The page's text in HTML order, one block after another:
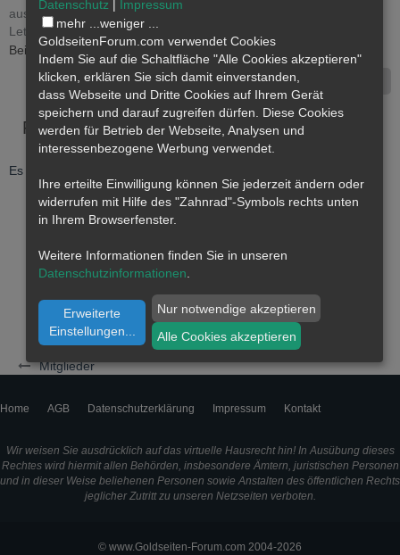
Mitglieder
aus Schwaben
Mitglied seit 19. November 2009
Letzte Aktivität:Vor 13 Stunden
Beiträge
7 Punkte 40 Profil-Aufrufe 1.059
Pinnwand Letzte Aktivitäten Reaktionen
Es wurden noch keine Einträge an der Pinnwand verfasst.
Home AGB Datenschutzerklärung Impressum Kontakt
Wir weisen Sie ausdrücklich auf das virtuelle Hausrecht hin! In Ausübung dieses
Rechtes wird hiermit allen Behörden, insbesondere Ämtern, juristischen Personen
und in dieser Weise beliehenen Personen sowie Anstalten des öffentlichen Rechts
jeglicher Zutritt zu unseren Netzseiten verboten.
© www.Goldseiten-Forum.com 2004-2026
Datenschutz | Impressum
mehr ... weniger ...
GoldseitenForum.com verwendet Cookies
Indem Sie auf die Schaltfläche "Alle Cookies akzeptieren"
klicken, erklären Sie sich damit einverstanden,
dass Webseite und Dritte Cookies auf Ihrem Gerät
speichern und darauf zugreifen dürfen. Diese Cookies
werden für Betrieb der Webseite, Analysen und
interessenbezogene Werbung verwendet.
Ihre erteilte Einwilligung können Sie jederzeit ändern oder
widerrufen mit Hilfe des "Zahnrad"-Symbols rechts unten
in Ihrem Browserfenster.
Weitere Informationen finden Sie in unseren
Datenschutzinformationen
Erweiterte
Einstellungen...
Nur notwendige akzeptieren
Alle Cookies akzeptieren